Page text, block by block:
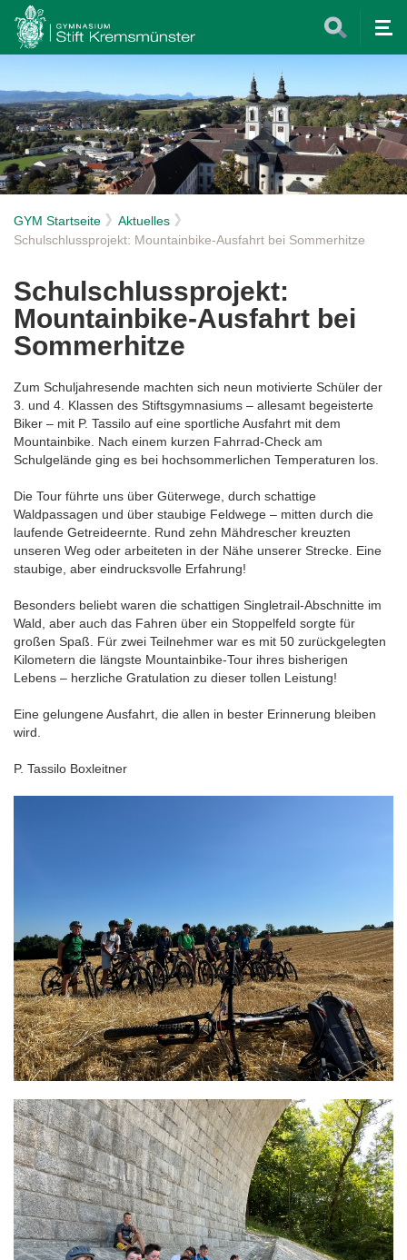
GYM Startseite
Aktuelles
Schulschlussprojekt: Mountainbike-Ausfahrt bei Sommerhitze
Schulschlussprojekt:
Mountainbike-Ausfahrt bei
Sommerhitze
Zum Schuljahresende machten sich neun motivierte Schüler der
3. und 4. Klassen des Stiftsgymnasiums – allesamt begeisterte
Biker – mit P. Tassilo auf eine sportliche Ausfahrt mit dem
Mountainbike. Nach einem kurzen Fahrrad-Check am
Schulgelände ging es bei hochsommerlichen Temperaturen los.
Die Tour führte uns über Güterwege, durch schattige
Waldpassagen und über staubige Feldwege – mitten durch die
laufende Getreideernte. Rund zehn Mähdrescher kreuzten
unseren Weg oder arbeiteten in der Nähe unserer Strecke. Eine
staubige, aber eindrucksvolle Erfahrung!
Besonders beliebt waren die schattigen Singletrail-Abschnitte im
Wald, aber auch das Fahren über ein Stoppelfeld sorgte für
großen Spaß. Für zwei Teilnehmer war es mit 50 zurückgelegten
Kilometern die längste Mountainbike-Tour ihres bisherigen
Lebens – herzliche Gratulation zu dieser tollen Leistung!
Eine gelungene Ausfahrt, die allen in bester Erinnerung bleiben
wird.
P. Tassilo Boxleitner